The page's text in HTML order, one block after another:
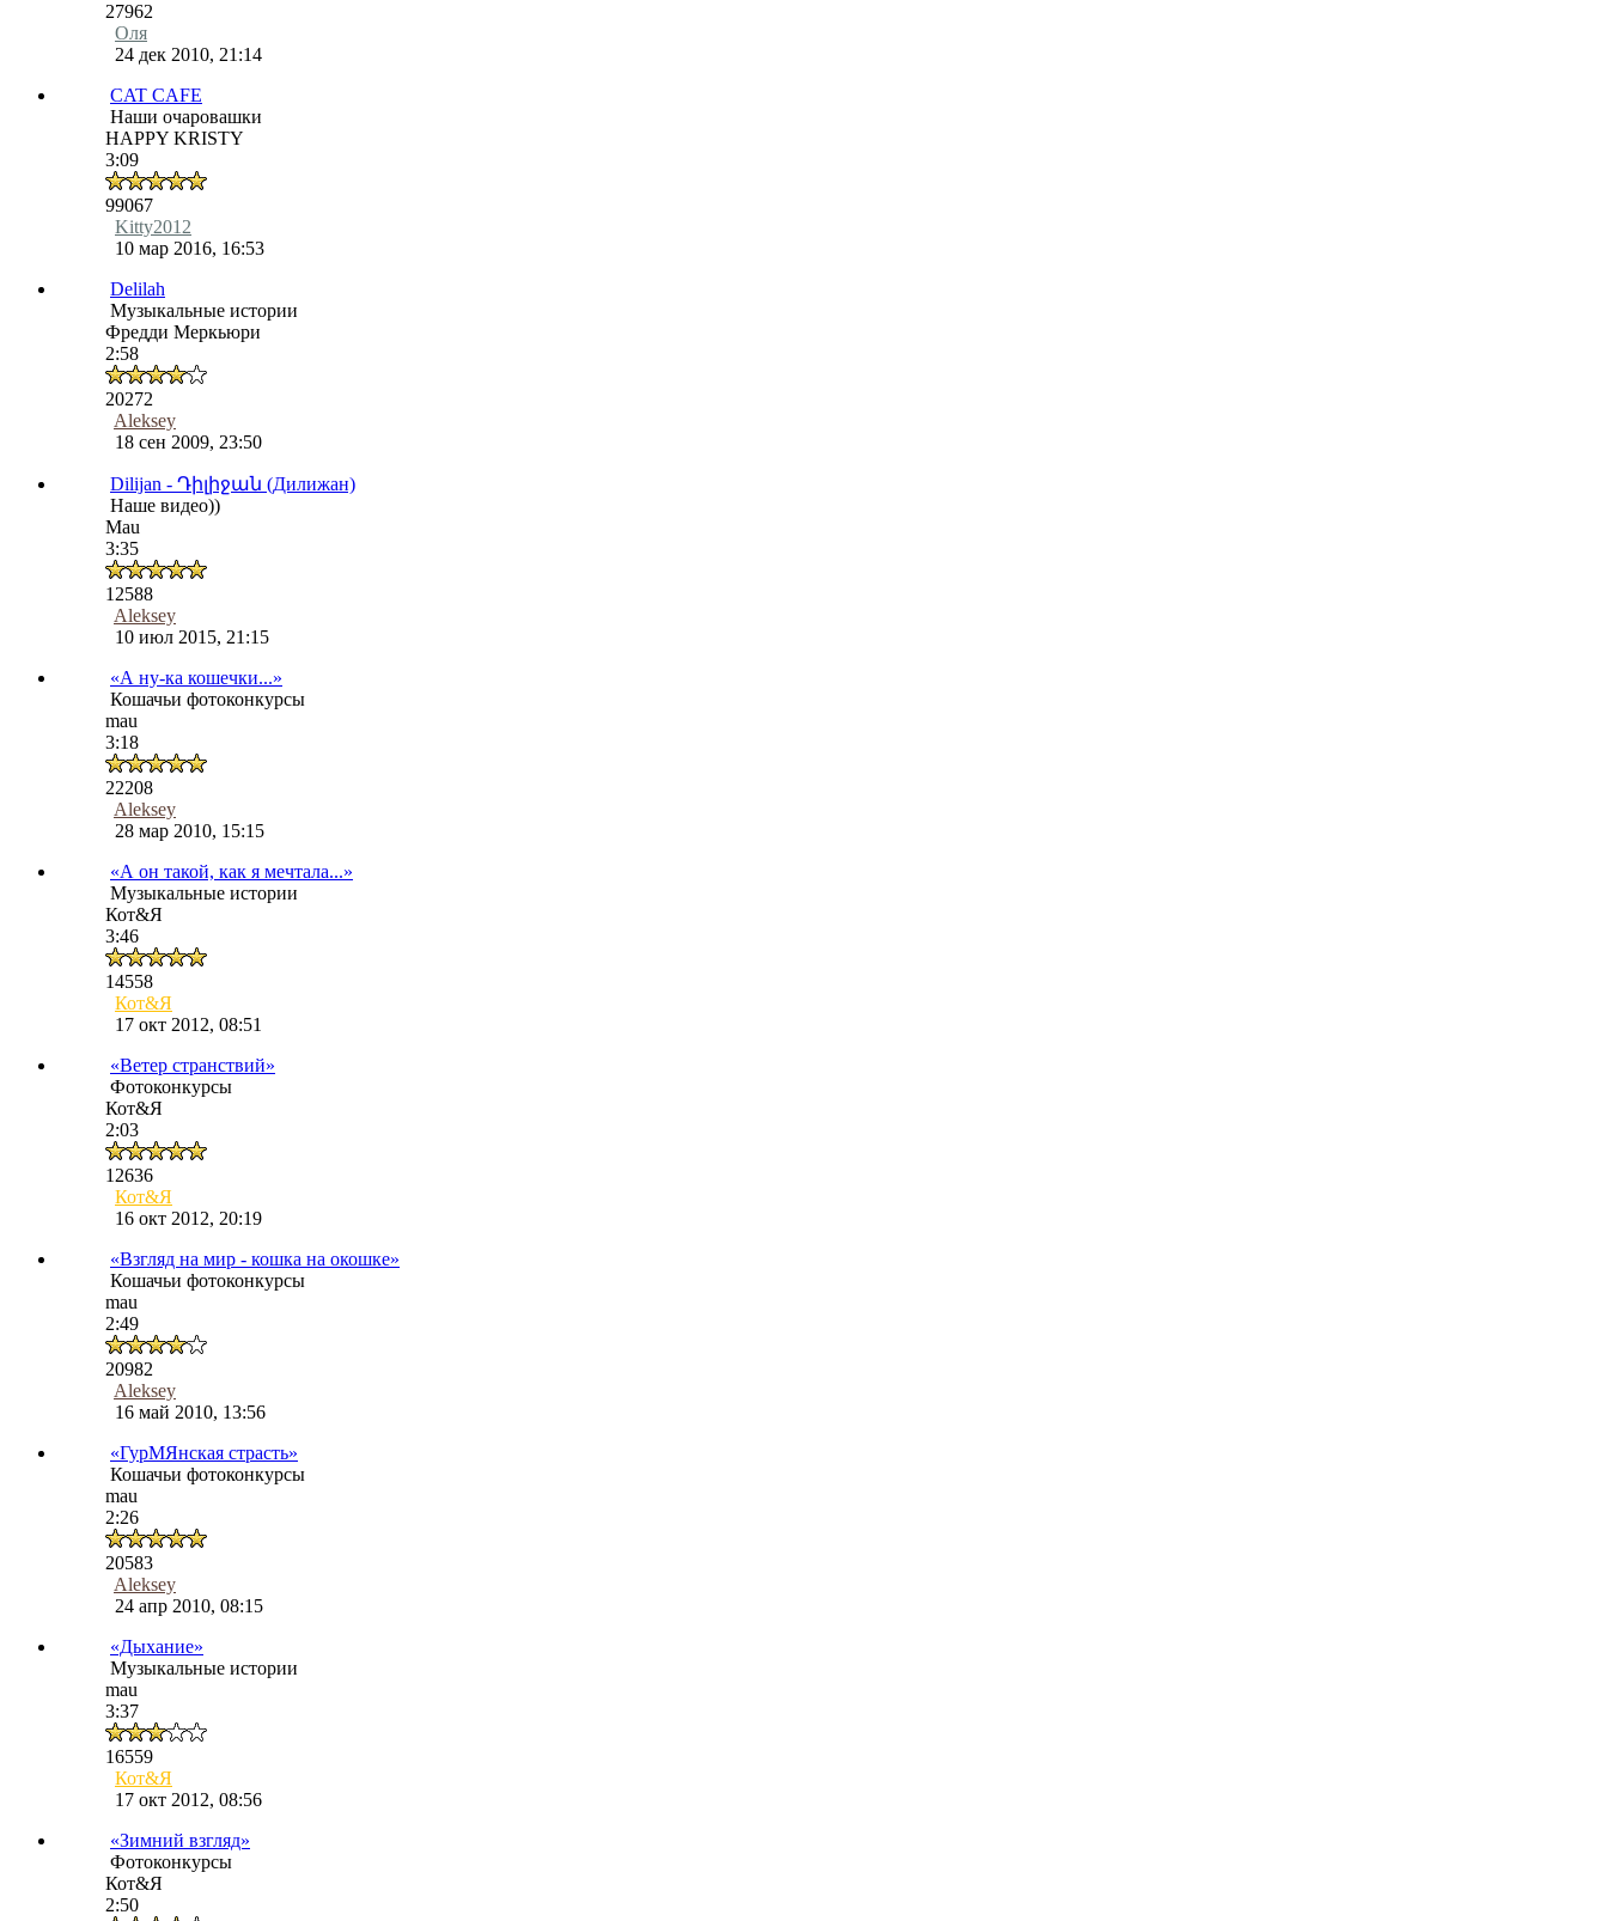
27962
Оля
24 дек 2010, 21:14
CAT CAFE
Наши очаровашки
HAPPY KRISTY
3:09
99067
Kitty2012
10 мар 2016, 16:53
Delilah
Музыкальные истории
Фредди Меркьюри
2:58
20272
Aleksey
18 сен 2009, 23:50
Dilijan - Դիլիջան (Дилижан)
Наше видео))
Mau
3:35
12588
Aleksey
10 июл 2015, 21:15
«А ну-ка кошечки...»
Кошачьи фотоконкурсы
mau
3:18
22208
Aleksey
28 мар 2010, 15:15
«А он такой, как я мечтала...»
Музыкальные истории
Кот&Я
3:46
14558
Кот&Я
17 окт 2012, 08:51
«Ветер странствий»
Фотоконкурсы
Кот&Я
2:03
12636
Кот&Я
16 окт 2012, 20:19
«Взгляд на мир - кошка на окошке»
Кошачьи фотоконкурсы
mau
2:49
20982
Aleksey
16 май 2010, 13:56
«ГурМЯнская страсть»
Кошачьи фотоконкурсы
mau
2:26
20583
Aleksey
24 апр 2010, 08:15
«Дыхание»
Музыкальные истории
mau
3:37
16559
Кот&Я
17 окт 2012, 08:56
«Зимний взгляд»
Фотоконкурсы
Кот&Я
2:50